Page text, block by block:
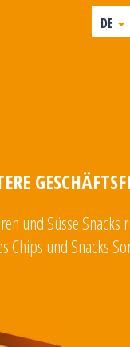
DE
und Süsse Snacks
Chips und Snacks